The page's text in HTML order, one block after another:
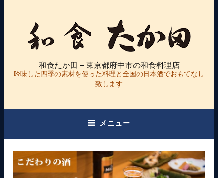
和食たか田 – 東京都府中市の和食料理店
吟味した四季の素材を使った料理と全国の日本酒でおもてなし
致します
メニュー